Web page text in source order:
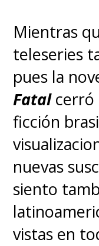
Mientras
teleseries
pues la
Fatal cerró
ficción
nuevas
siento
vistas en